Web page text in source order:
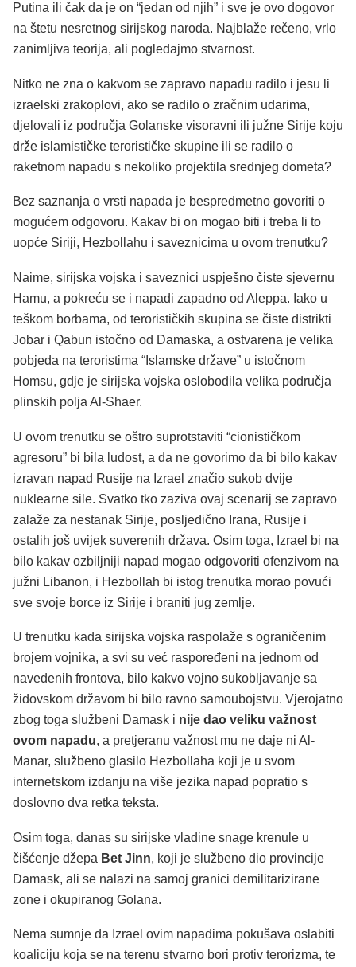
Putina ili čak da je on “jedan od njih” i sve je ovo dogovor
na štetu nesretnog sirijskog naroda. Najblaže rečeno, vrlo
zanimljiva teorija, ali pogledajmo stvarnost.
Nitko ne zna o kakvom se zapravo napadu radilo i jesu li
izraelski zrakoplovi, ako se radilo o zračnim udarima,
djelovali iz područja Golanske visoravni ili južne Sirije koju
drže islamističke terorističke skupine ili se radilo o
raketnom napadu s nekoliko projektila srednjeg dometa?
Bez saznanja o vrsti napada je bespredmetno govoriti o
mogućem odgovoru. Kakav bi on mogao biti i treba li to
uopće Siriji, Hezbollahu i saveznicima u ovom trenutku?
Naime, sirijska vojska i saveznici uspješno čiste sjevernu
Hamu, a pokreću se i napadi zapadno od Aleppa. Iako u
teškom borbama, od terorističkih skupina se čiste distrikti
Jobar i Qabun istočno od Damaska, a ostvarena je velika
pobjeda na teroristima “Islamske države” u istočnom
Homsu, gdje je sirijska vojska oslobodila velika područja
plinskih polja Al-Shaer.
U ovom trenutku se oštro suprotstaviti “cionističkom
agresoru” bi bila ludost, a da ne govorimo da bi bilo kakav
izravan napad Rusije na Izrael značio sukob dvije
nuklearne sile. Svatko tko zaziva ovaj scenarij se zapravo
zalaže za nestanak Sirije, posljedično Irana, Rusije i
ostalih još uvijek suverenih država. Osim toga, Izrael bi na
bilo kakav ozbiljniji napad mogao odgovoriti ofenzivom na
južni Libanon, i Hezbollah bi istog trenutka morao povući
sve svoje borce iz Sirije i braniti jug zemlje.
U trenutku kada sirijska vojska raspolaže s ograničenim
brojem vojnika, a svi su već raspoređeni na jednom od
navedenih frontova, bilo kakvo vojno sukobljavanje sa
židovskom državom bi bilo ravno samoubojstvu. Vjerojatno
zbog toga službeni Damask i nije dao veliku važnost
ovom napadu, a pretjeranu važnost mu ne daje ni Al-
Manar, službeno glasilo Hezbollaha koji je u svom
internetskom izdanju na više jezika napad popratio s
doslovno dva retka teksta.
Osim toga, danas su sirijske vladine snage krenule u
čišćenje džepa Bet Jinn, koji je službeno dio provincije
Damask, ali se nalazi na samoj granici demilitarizirane
zone i okupiranog Golana.
Nema sumnje da Izrael ovim napadima pokušava oslabiti
koaliciju koja se na terenu stvarno bori protiv terorizma, te